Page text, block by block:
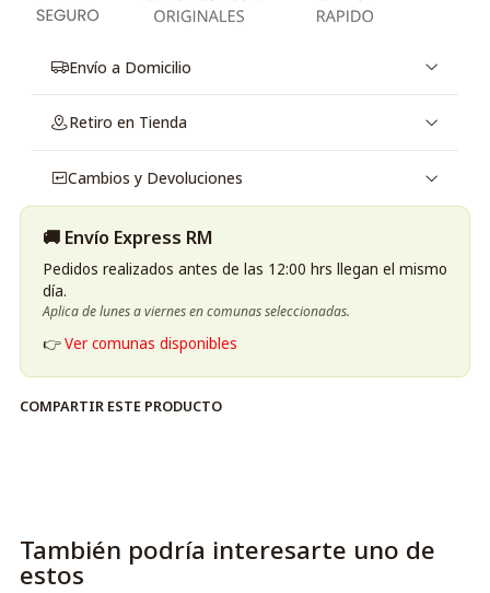
Envío a Domicilio
Retiro en Tienda
Cambios y Devoluciones
🚚 Envío Express RM
Pedidos realizados antes de las 12:00 hrs llegan el mismo
día.
Aplica de lunes a viernes en comunas seleccionadas.
👉Ver comunas disponibles
COMPARTIR ESTE PRODUCTO
También podría interesarte uno de
estos